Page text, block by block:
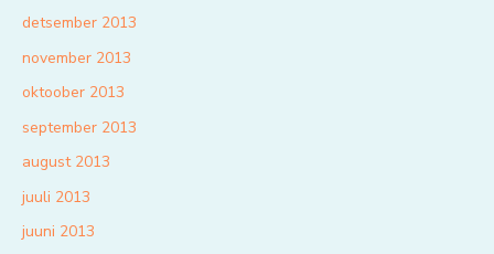
detsember 2013
november 2013
oktoober 2013
september 2013
august 2013
juuli 2013
juuni 2013